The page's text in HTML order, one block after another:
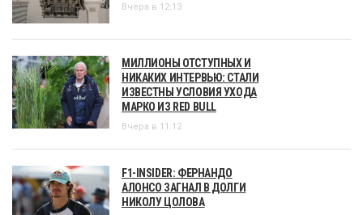
Вчера в 12:13
МИЛЛИОНЫ ОТСТУПНЫХ И
НИКАКИХ ИНТЕРВЬЮ: СТАЛИ
ИЗВЕСТНЫ УСЛОВИЯ УХОДА
МАРКО ИЗ RED BULL
Вчера в 11:12
F1-INSIDER: ФЕРНАНДО
АЛОНСО ЗАГНАЛ В ДОЛГИ
НИКОЛУ ЦОЛОВА